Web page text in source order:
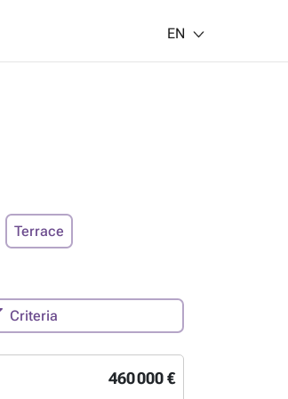
EN
Terrace
Criteria
460 000 €